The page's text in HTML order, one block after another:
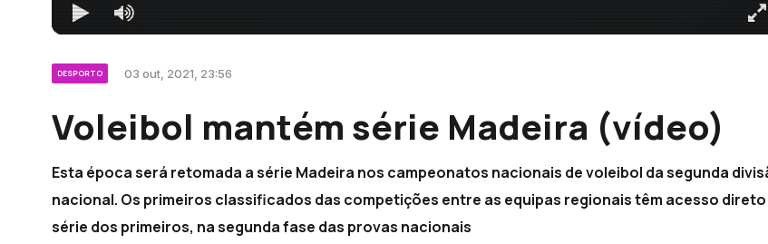
DESPORTO 03 out, 2021, 23:56
Voleibol mantém série Madeira (vídeo)
Esta época será retomada a série Madeira nos campeonatos nacionais de voleibol da segunda
nacional. Os primeiros classificados das competições entre as equipas regionais têm acesso direto
série dos primeiros, na segunda fase das provas nacionais